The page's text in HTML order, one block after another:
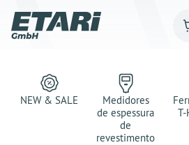
NEW & SALE
Medidores
de espessura
de
revestimento